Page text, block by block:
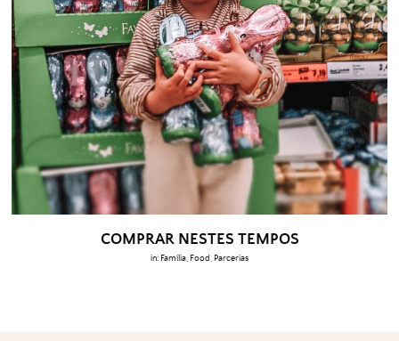
COMPRAR NESTES TEMPOS
in: Família, Food, Parcerias